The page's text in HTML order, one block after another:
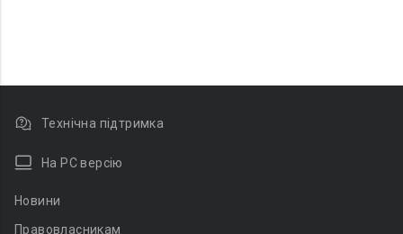
Технічна підтримка
На PC версію
Новини
Правовласникам